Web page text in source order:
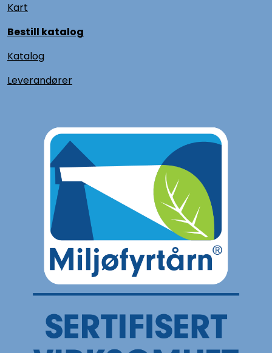
Kart
Bestill katalog
Katalog
Leverandører